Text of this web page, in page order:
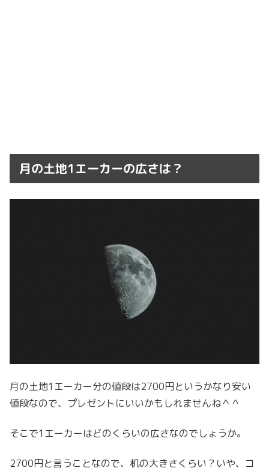
月の土地1エーカーの広さは？
月の土地1エーカー分の値段は2700円というかなり安い
値段なので、プレゼントにいいかもしれませんね＾＾
そこで1エーカーはどのくらいの広さなのでしょうか。
2700円と言うことなので、机の大きさくらい？いや、コ